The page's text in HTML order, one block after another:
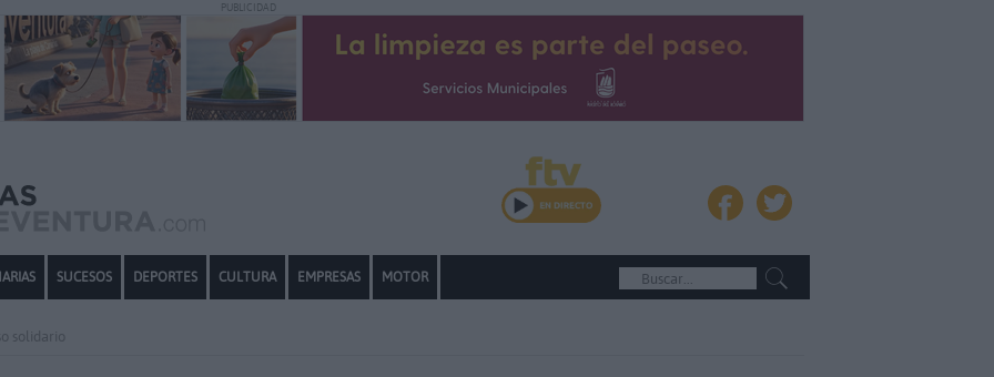
PUBLICIDAD
SUCESOS DEPORTES CULTURA EMPRESAS MOTOR
solidario